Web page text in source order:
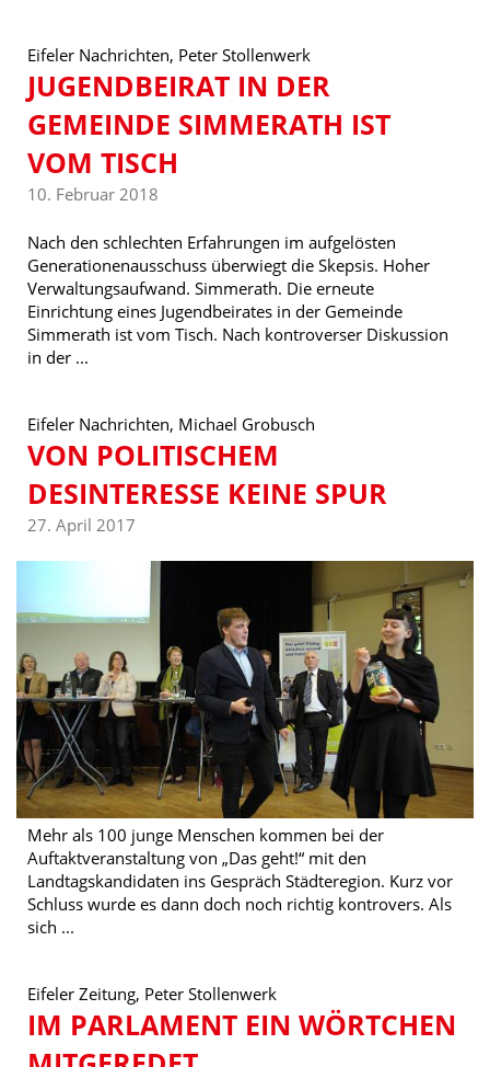
Eifeler Nachrichten, Peter Stollenwerk
JUGENDBEIRAT IN DER
GEMEINDE SIMMERATH IST
VOM TISCH
10. Februar 2018
Nach den schlechten Erfahrungen im aufgelösten
Generationenausschuss überwiegt die Skepsis. Hoher
Verwaltungsaufwand. Simmerath. Die erneute
Einrichtung eines Jugendbeirates in der Gemeinde
Simmerath ist vom Tisch. Nach kontroverser Diskussion
in der ...
Eifeler Nachrichten, Michael Grobusch
VON POLITISCHEM
DESINTERESSE KEINE SPUR
27. April 2017
Mehr als 100 junge Menschen kommen bei der
Auftaktveranstaltung von „Das geht!“ mit den
Landtagskandidaten ins Gespräch Städteregion. Kurz vor
Schluss wurde es dann doch noch richtig kontrovers. Als
sich ...
Eifeler Zeitung, Peter Stollenwerk
IM PARLAMENT EIN WÖRTCHEN